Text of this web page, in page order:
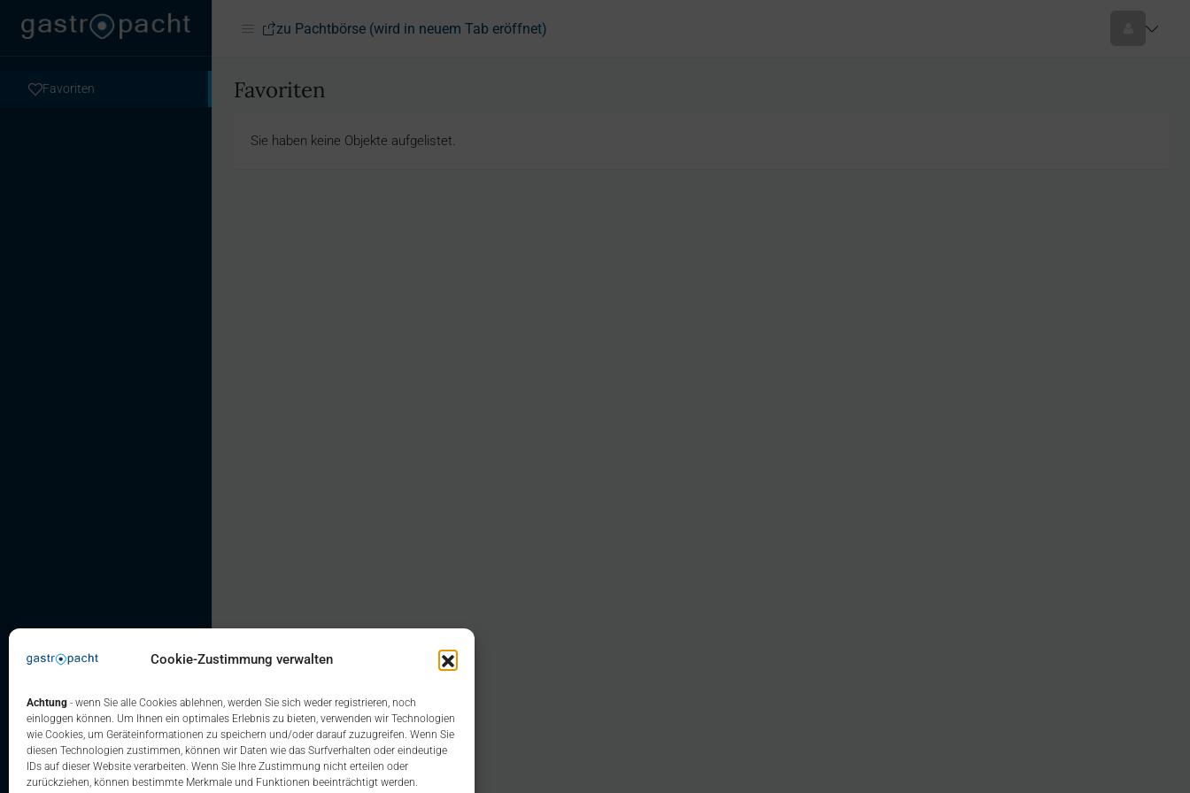
Cookie-Zustimmung verwalten
Achtung - wenn Sie alle Cookies ablehnen, werden Sie sich weder registrieren, noch
einloggen können. Um Ihnen ein optimales Erlebnis zu bieten, verwenden wir Technologien
wie Cookies, um Geräteinformationen zu speichern und/oder darauf zuzugreifen. Wenn Sie
diesen Technologien zustimmen, können wir Daten wie das Surfverhalten oder eindeutige
IDs auf dieser Website verarbeiten. Wenn Sie Ihre Zustimmung nicht erteilen oder
zurückziehen, können bestimmte Merkmale und Funktionen beeinträchtigt werden.
Favoriten
zu Pachtbörse (wird in neuem Tab eröffnet)
Favoriten
Sie haben keine Objekte aufgelistet.